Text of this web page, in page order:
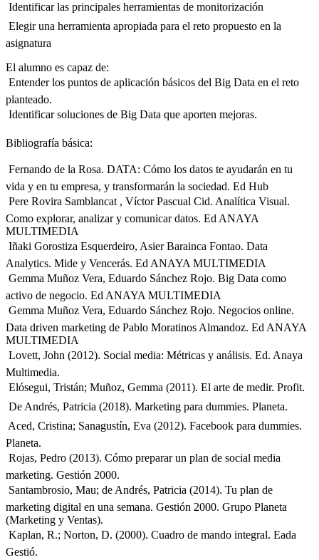
 Identificar las principales herramientas de monitorización
 Elegir una herramienta apropiada para el reto propuesto en la
asignatura
El alumno es capaz de:
 Entender los puntos de aplicación básicos del Big Data en el reto
planteado.
 Identificar soluciones de Big Data que aporten mejoras.
Bibliografía básica:
 Fernando de la Rosa. DATA: Cómo los datos te ayudarán en tu
vida y en tu empresa, y transformarán la sociedad. Ed Hub
 Pere Rovira Samblancat , Víctor Pascual Cid. Analítica Visual.
Como explorar, analizar y comunicar datos. Ed ANAYA
MULTIMEDIA
 Iñaki Gorostiza Esquerdeiro, Asier Barainca Fontao. Data
Analytics. Mide y Vencerás. Ed ANAYA MULTIMEDIA
 Gemma Muñoz Vera, Eduardo Sánchez Rojo. Big Data como
activo de negocio. Ed ANAYA MULTIMEDIA
 Gemma Muñoz Vera, Eduardo Sánchez Rojo. Negocios online.
Data driven marketing de Pablo Moratinos Almandoz. Ed ANAYA
MULTIMEDIA
 Lovett, John (2012). Social media: Métricas y análisis. Ed. Anaya
Multimedia.
 Elósegui, Tristán; Muñoz, Gemma (2011). El arte de medir. Profit.
 De Andrés, Patricia (2018). Marketing para dummies. Planeta.
 Aced, Cristina; Sanagustín, Eva (2012). Facebook para dummies.
Planeta.
 Rojas, Pedro (2013). Cómo preparar un plan de social media
marketing. Gestión 2000.
 Santambrosio, Mau; de Andrés, Patricia (2014). Tu plan de
marketing digital en una semana. Gestión 2000. Grupo Planeta
(Marketing y Ventas).
 Kaplan, R.; Norton, D. (2000). Cuadro de mando integral. Eada
Gestió.